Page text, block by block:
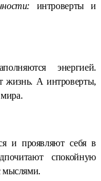
интроверты и
энергией.
жизнь. А интроверты,
и проявляют себя в
спокойную
мыслями.